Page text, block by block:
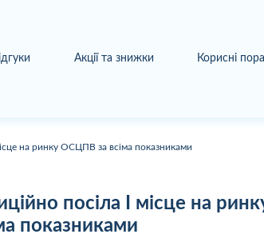
Акції та знижки Корисні
на ринку ОСЦПВ за всіма показниками
посіла І місце на
показниками